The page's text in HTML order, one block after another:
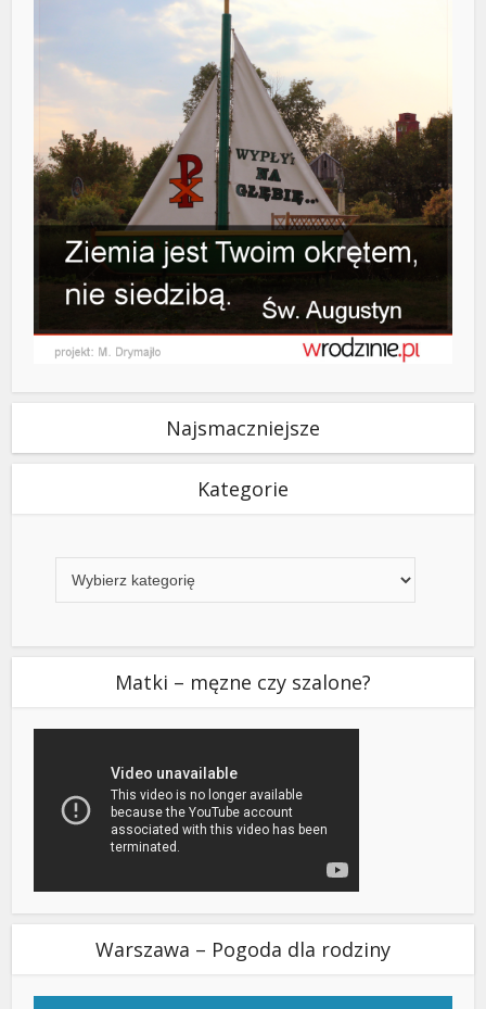
Najsmaczniejsze
Kategorie
Matki – męzne czy szalone?
Warszawa – Pogoda dla rodziny